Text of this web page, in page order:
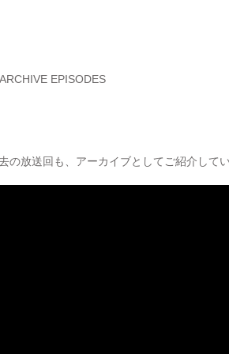
ARCHIVE EPISODES
の放送回も、アーカイブとしてご紹介して